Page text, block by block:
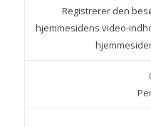
Registrerer den
hjemmesidens video-